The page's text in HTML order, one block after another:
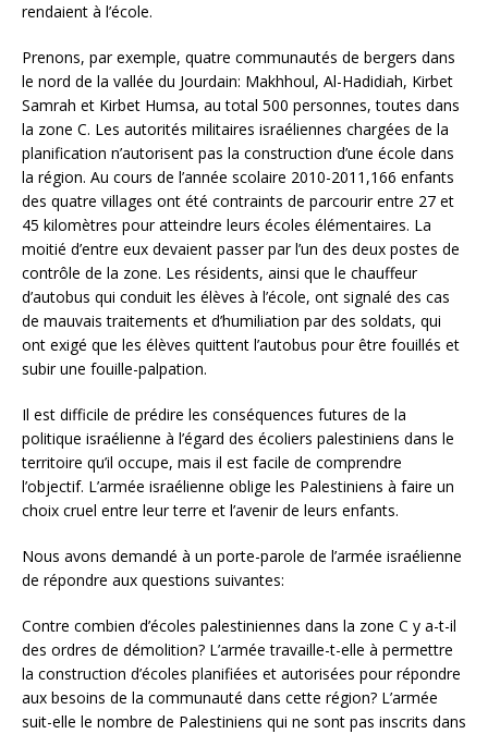
rendaient à l’école.
Prenons, par exemple, quatre communautés de bergers dans
le nord de la vallée du Jourdain: Makhhoul, Al-Hadidiah, Kirbet
Samrah et Kirbet Humsa, au total 500 personnes, toutes dans
la zone C. Les autorités militaires israéliennes chargées de la
planification n’autorisent pas la construction d’une école dans
la région. Au cours de l’année scolaire 2010-2011,166 enfants
des quatre villages ont été contraints de parcourir entre 27 et
45 kilomètres pour atteindre leurs écoles élémentaires. La
moitié d’entre eux devaient passer par l’un des deux postes de
contrôle de la zone. Les résidents, ainsi que le chauffeur
d’autobus qui conduit les élèves à l’école, ont signalé des cas
de mauvais traitements et d’humiliation par des soldats, qui
ont exigé que les élèves quittent l’autobus pour être fouillés et
subir une fouille-palpation.
Il est difficile de prédire les conséquences futures de la
politique israélienne à l’égard des écoliers palestiniens dans le
territoire qu’il occupe, mais il est facile de comprendre
l’objectif. L’armée israélienne oblige les Palestiniens à faire un
choix cruel entre leur terre et l’avenir de leurs enfants.
Nous avons demandé à un porte-parole de l’armée israélienne
de répondre aux questions suivantes:
Contre combien d’écoles palestiniennes dans la zone C y a-t-il
des ordres de démolition? L’armée travaille-t-elle à permettre
la construction d’écoles planifiées et autorisées pour répondre
aux besoins de la communauté dans cette région? L’armée
suit-elle le nombre de Palestiniens qui ne sont pas inscrits dans